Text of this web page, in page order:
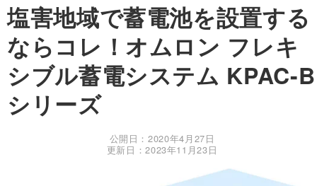
塩害地域で蓄電池を設置する
ならコレ！オムロン フレキ
シブル蓄電システム KPAC-B
シリーズ
公開日：2020年4月27日
更新日：2023年11月23日